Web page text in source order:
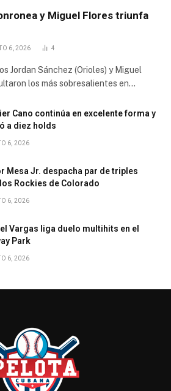
y Miguel Flores triunfa
6, 2026 4
Jordan Sánchez (Orioles) y Miguel
los más sobresalientes en…
Cano continúa en excelente forma y
a diez holds
6, 2026
Mesa Jr. despacha par de triples
Rockies de Colorado
6, 2026
Vargas liga duelo multihits en el
Park
6, 2026